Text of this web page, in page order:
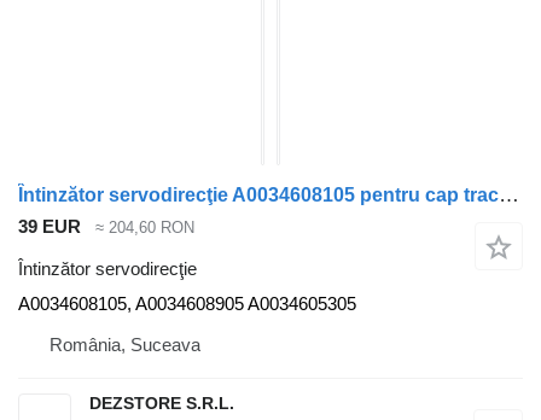
Întinzător servodirecţie A0034608105 pentru cap tractor Mercedes-Benz ACTROS MP4
39 EUR ≈ 204,60 RON
Întinzător servodirecţie
A0034608105, A0034608905 A0034605305
România, Suceava
DEZSTORE S.R.L.